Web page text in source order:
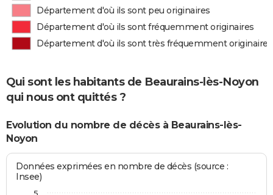
Département d'où ils sont peu originaires
Département d'où ils sont fréquemment originaires
Département d'où ils sont très fréquemment originaires
Qui sont les habitants de Beaurains-lès-Noyon
qui nous ont quittés ?
Evolution du nombre de décès à Beaurains-lès-
Noyon
Données exprimées en nombre de décès (source :
Insee)